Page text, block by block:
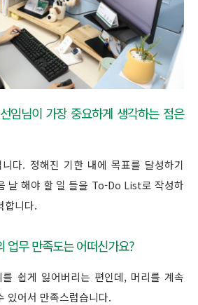
임님이 가장 중요하게 생각하는 점은
다. 정해진 기한 내에 목표를 달성하기
날 해야 할 일 들을 To-Do List로 작성하
합니다.
업무 만족도는 어떠신가요?
쉽게 잃어버리는 편인데, 머리를 계속
있어서 만족스럽습니다.